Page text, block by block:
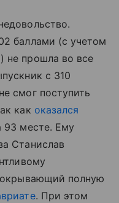
баллами (с учетом
не прошла во все
с 310
смог поступить
как оказался
93 месте. Ему
Станислав
полную
. При этом